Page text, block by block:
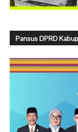
Pansus DPRD